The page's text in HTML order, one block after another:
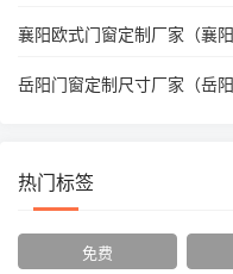
襄阳欧式门窗定制厂家（襄
岳阳门窗定制尺寸厂家（岳
热门标签
免费